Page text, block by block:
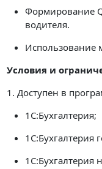
Формирование
водителя.
Использование
Условия и
1. Доступен в
1С:Бухгалтерия;
1С:Бухгалтерия
1С:Бухгалтерия